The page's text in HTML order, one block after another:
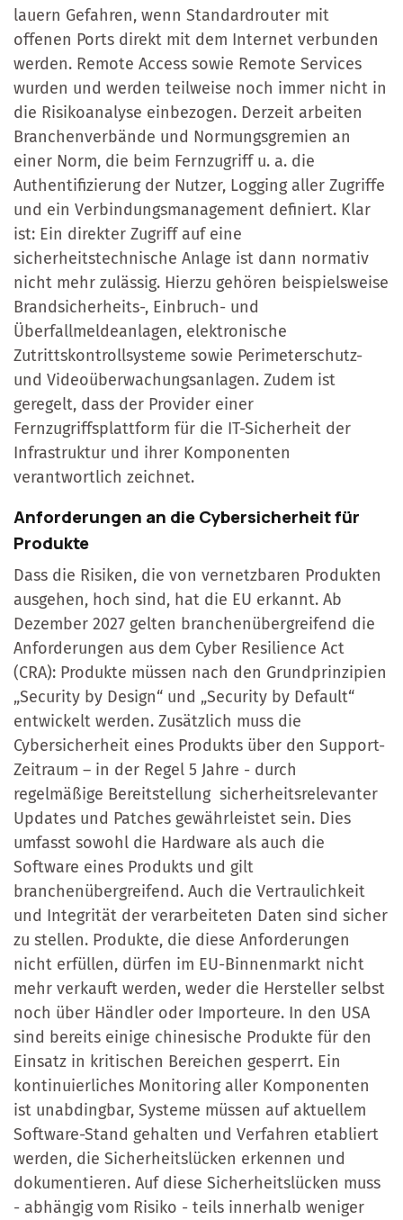
lauern Gefahren, wenn Standardrouter mit
offenen Ports direkt mit dem Internet verbunden
werden. Remote Access sowie Remote Services
wurden und werden teilweise noch immer nicht in
die Risikoanalyse einbezogen. Derzeit arbeiten
Branchenverbände und Normungsgremien an
einer Norm, die beim Fernzugriff u. a. die
Authentifizierung der Nutzer, Logging aller Zugriffe
und ein Verbindungsmanagement definiert. Klar
ist: Ein direkter Zugriff auf eine
sicherheitstechnische Anlage ist dann normativ
nicht mehr zulässig. Hierzu gehören beispielsweise
Brandsicherheits-, Einbruch- und
Überfallmeldeanlagen, elektronische
Zutrittskontrollsysteme sowie Perimeterschutz-
und Videoüberwachungsanlagen. Zudem ist
geregelt, dass der Provider einer
Fernzugriffsplattform für die IT-Sicherheit der
Infrastruktur und ihrer Komponenten
verantwortlich zeichnet.
Anforderungen an die Cybersicherheit für
Produkte
Dass die Risiken, die von vernetzbaren Produkten
ausgehen, hoch sind, hat die EU erkannt. Ab
Dezember 2027 gelten branchenübergreifend die
Anforderungen aus dem Cyber Resilience Act
(CRA): Produkte müssen nach den Grundprinzipien
„Security by Design“ und „Security by Default“
entwickelt werden. Zusätzlich muss die
Cybersicherheit eines Produkts über den Support-
Zeitraum – in der Regel 5 Jahre - durch
regelmäßige Bereitstellung sicherheitsrelevanter
Updates und Patches gewährleistet sein. Dies
umfasst sowohl die Hardware als auch die
Software eines Produkts und gilt
branchenübergreifend. Auch die Vertraulichkeit
und Integrität der verarbeiteten Daten sind sicher
zu stellen. Produkte, die diese Anforderungen
nicht erfüllen, dürfen im EU-Binnenmarkt nicht
mehr verkauft werden, weder die Hersteller selbst
noch über Händler oder Importeure. In den USA
sind bereits einige chinesische Produkte für den
Einsatz in kritischen Bereichen gesperrt. Ein
kontinuierliches Monitoring aller Komponenten
ist unabdingbar, Systeme müssen auf aktuellem
Software-Stand gehalten und Verfahren etabliert
werden, die Sicherheitslücken erkennen und
dokumentieren. Auf diese Sicherheitslücken muss
- abhängig vom Risiko - teils innerhalb weniger